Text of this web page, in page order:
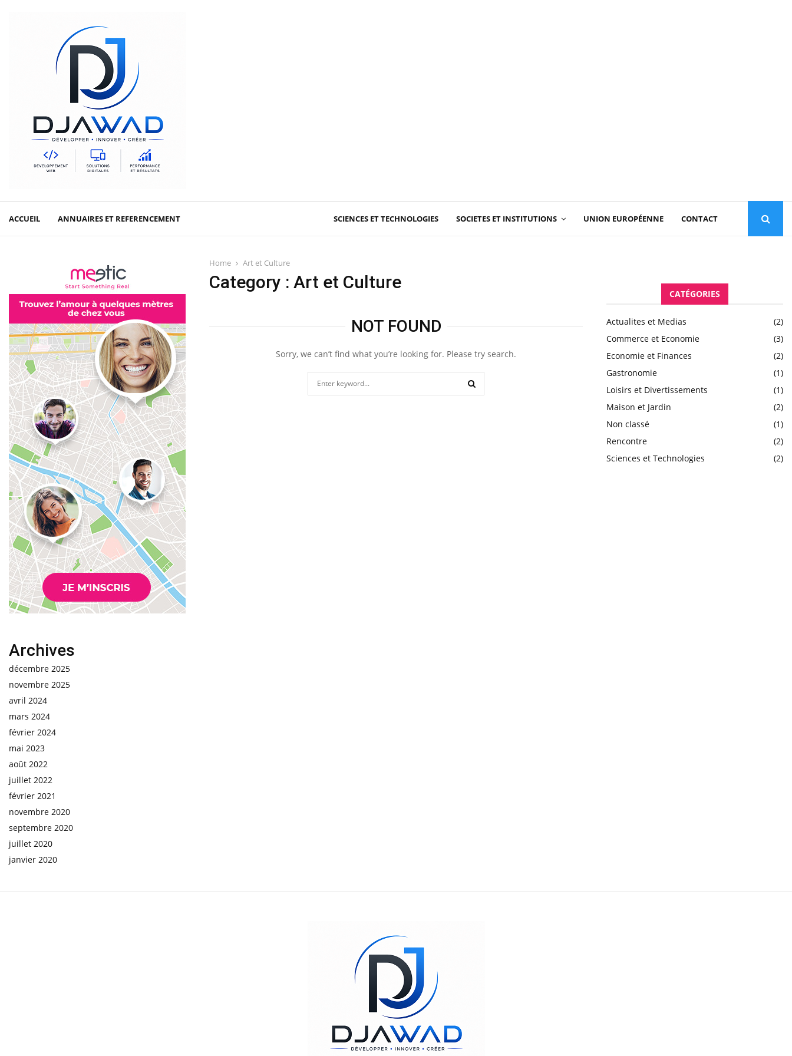
ACCUEIL ANNUAIRES ET REFERENCEMENT SCIENCES ET TECHNOLOGIES SOCIETES ET INSTITUTIONS UNION EUROPÉENNE CONTACT
Home Art et Culture
Category : Art et Culture
NOT FOUND
Sorry, we can’t find what you’re looking for. Please try search.
for:
Archives
décembre 2025
novembre 2025
avril 2024
mars 2024
février 2024
mai 2023
août 2022
juillet 2022
février 2021
novembre 2020
septembre 2020
juillet 2020
janvier 2020
CATÉGORIES
Actualites et Medias
(2)
Commerce et Economie
(3)
Economie et Finances
(2)
Gastronomie
(1)
Loisirs et Divertissements
(1)
Maison et Jardin
(2)
Non classé
(1)
Rencontre
(2)
Sciences et Technologies
(2)